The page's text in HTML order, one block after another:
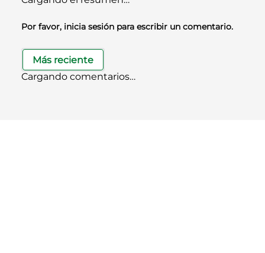
Por favor, inicia sesión para escribir un comentario.
Más reciente
Cargando comentarios…